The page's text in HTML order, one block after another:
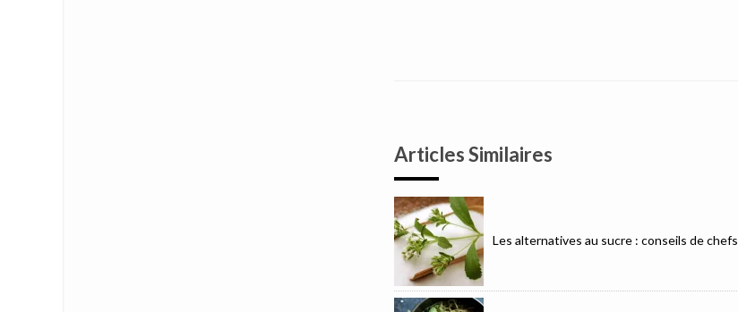
Articles Similaires
Les alternatives au sucre : conseils de chefs